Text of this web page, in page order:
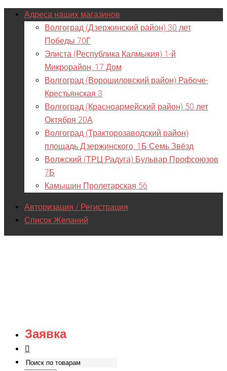
Адреса наших магазинов
Волгоград (Дзержинский район) 30 лет
Победы 70Г
Элиста (Республика Калмыкия) 1-й
Микрорайон, 17 Дом
Волгоград (Ворошиловский район) Рабоче-
Крестьянская 3
Волгоград (Красноармейский район) 50 лет
Октября 20А
Волгоград (Тракторозаводский район)
площадь Дзержинского, 1Б Семь Звёзд
Волжский (ТРЦ Радуга) Бульвар Профсоюзов
7Б
Камышин Пролетарская 56
Авторизация / Регистрация
Список Желаний
Заявка